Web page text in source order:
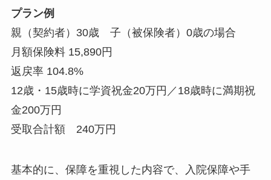
プラン例
親（契約者）30歳 子（被保険者）0歳の場合
月額保険料 15,890円
返戻率 104.8%
12歳・15歳時に学資祝金20万円／18歳時に満期祝
金200万円
受取合計額 240万円
基本的に、保障を重視した内容で、入院保障や手